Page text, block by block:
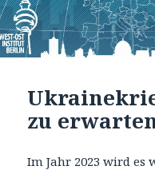
zu
Im Jahr 2023 wird es